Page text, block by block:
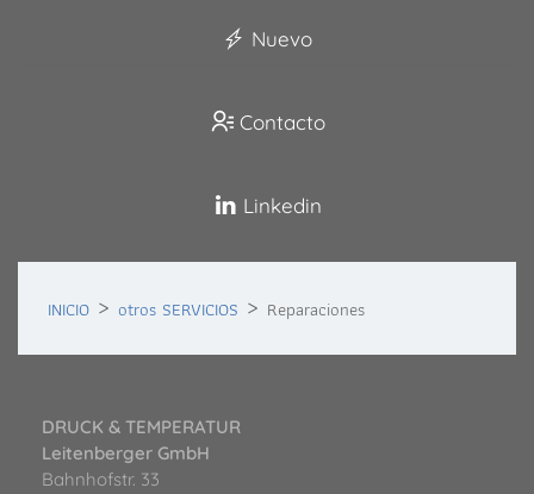
Nuevo
Contacto
Linkedin
INICIO otros SERVICIOS Reparaciones
DRUCK & TEMPERATUR
Leitenberger GmbH
Bahnhofstr. 33